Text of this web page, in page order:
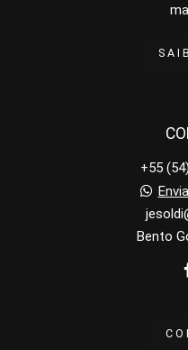
+55
Bento